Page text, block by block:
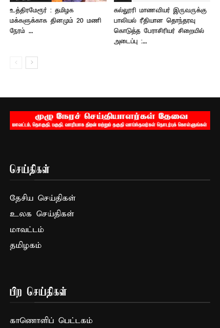
உத்திரமேரூர் : தமிழக
மக்களுக்காக தினமும் 20 மணி
நேரம் ...
கல்லூரி மாணவியர் இருவருக்கு
பாலியல் ரீதியான தொந்தரவு
கொடுத்த பேராசிரியர் சிறையில்
அடைப்பு :...
செய்திகள்
தேசிய செய்திகள்
உலக செய்திகள்
மாவட்டம்
தமிழகம்
பிற செய்திகள்
காணொளிப் பெட்டகம்